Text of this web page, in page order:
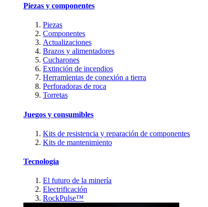
Piezas y componentes
Piezas
Componentes
Actualizaciones
Brazos y alimentadores
Cucharones
Extinción de incendios
Herramientas de conexión a tierra
Perforadoras de roca
Torretas
Juegos y consumibles
Kits de resistencia y reparación de componentes
Kits de mantenimiento
Tecnología
El futuro de la minería
Electrificación
RockPulse™